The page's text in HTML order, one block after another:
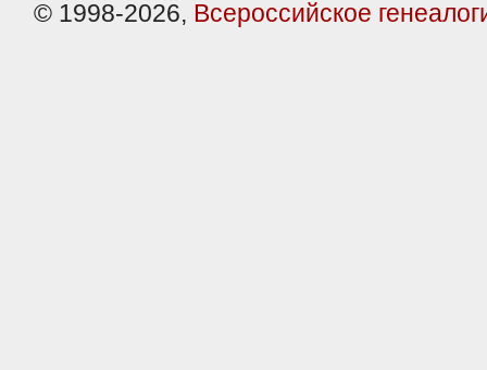
© 1998-2026, Всероссийское